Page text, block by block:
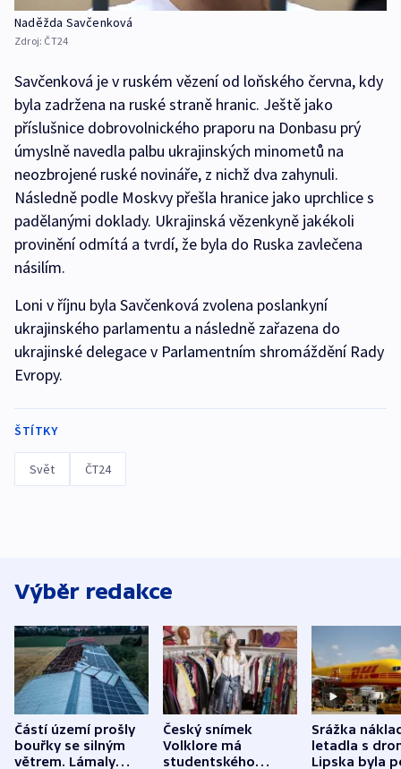
Naděžda Savčenková
Zdroj: ČT24
Savčenková je v ruském vězení od loňského června, kdy
byla zadržena na ruské straně hranic. Ještě jako
příslušnice dobrovolnického praporu na Donbasu prý
úmyslně navedla palbu ukrajinských minometů na
neozbrojené ruské novináře, z nichž dva zahynuli.
Následně podle Moskvy přešla hranice jako uprchlice s
padělanými doklady. Ukrajinská vězenkyně jakékoli
provinění odmítá a tvrdí, že byla do Ruska zavlečena
násilím.
Loni v říjnu byla Savčenková zvolena poslankyní
ukrajinského parlamentu a následně zařazena do
ukrajinské delegace v Parlamentním shromáždění Rady
Evropy.
ŠTÍTKY
Svět ČT24
Výběr redakce
Částí území prošly
bouřky se silným
větrem. Lámaly
Český snímek
Volklore má
studentského
Srážka
letadla s
Lipska byla